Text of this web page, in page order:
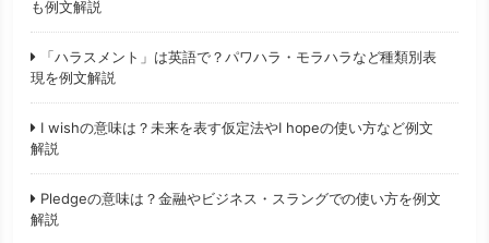
も例文解説
「ハラスメント」は英語で？パワハラ・モラハラなど種類別表
現を例文解説
I wishの意味は？未来を表す仮定法やI hopeの使い方など例文
解説
Pledgeの意味は？金融やビジネス・スラングでの使い方を例文
解説